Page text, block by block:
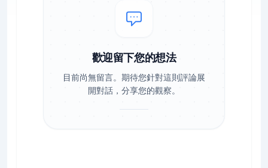
歡迎留下您的想法
目前尚無留言。期待您針對這則評論展
開對話，分享您的觀察。